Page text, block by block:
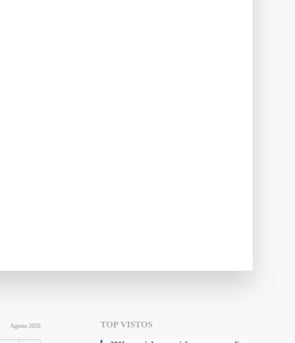
Agosto 2026 TOP VISTOS